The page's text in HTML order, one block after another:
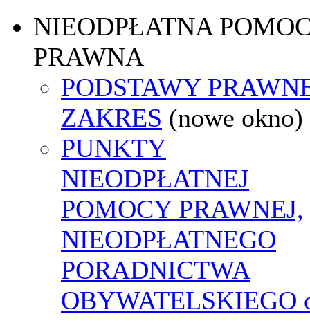
NIEODPŁATNA
PRAWNA
PODSTAWY
ZAKRES (nowe okno)
PUNKTY
NIEODPŁATNEJ
POMOCY PRAWNEJ,
NIEODPŁATNEGO
PORADNICTWA
OBYWATELSKIEGO